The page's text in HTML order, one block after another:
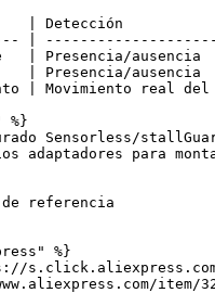
| Detección
|
| Presencia/
| Presencia/
| Movimiento real
Sensorless/
adaptadores para
de referencia
%}
item/